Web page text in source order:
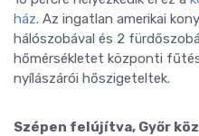
ház. Az ingatlan amerikai
hálószobával és 2
hőmérsékletet központi
nyílászárói hőszigeteltek.
Szépen felújítva, Győr